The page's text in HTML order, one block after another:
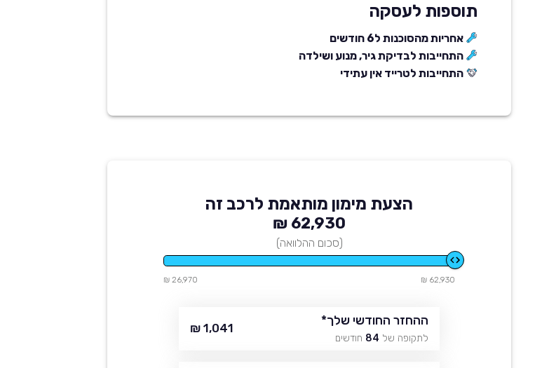
תוספות לעסקה
אחריות מהסוכנות ל6 חודשים
התחייבות לבדיקת גיר, מנוע ושילדה
התחייבות לטרייד אין עתידי
הצעת מימון מותאמת לרכב זה
62,930 ₪
(סכום ההלוואה)
62,930 ₪
26,970 ₪
ההחזר החודשי שלך*
לתקופה של 84 חודשים
1,041 ₪